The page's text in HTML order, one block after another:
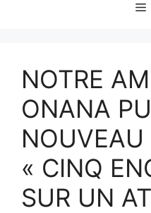
NOTRE
ONANA
NOUVEAU
« CINQ
SUR UN